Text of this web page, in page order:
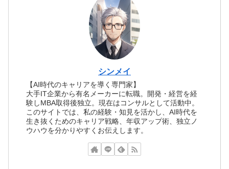
シンメイ
【AI時代のキャリアを導く専門家】
大手IT企業から有名メーカーに転職。開発・経営を経
験しMBA取得後独立。現在はコンサルとして活動中。
このサイトでは、私の経験・知見を活かし、AI時代を
生き抜くためのキャリア戦略、年収アップ術、独立ノ
ウハウを分かりやすくお伝えします。